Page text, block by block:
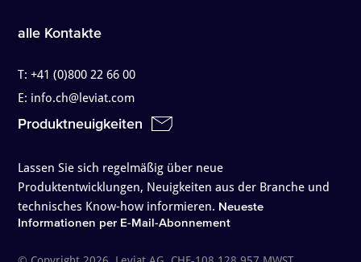
alle Kontakte
T:+41 (0)800 22 66 00
E: info.ch@leviat.com
Produktneuigkeiten
Lassen Sie sich regelmäßig über neue
Produktentwicklungen, Neuigkeiten aus der Branche und
technisches Know-how informieren. Neueste
Informationen per E-Mail-Abonnement